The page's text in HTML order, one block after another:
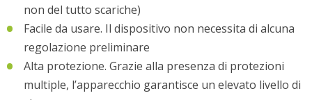
non del tutto scariche)
Facile da usare. Il dispositivo non necessita di alcuna
regolazione preliminare
Alta protezione. Grazie alla presenza di protezioni
multiple, l’apparecchio garantisce un elevato livello di